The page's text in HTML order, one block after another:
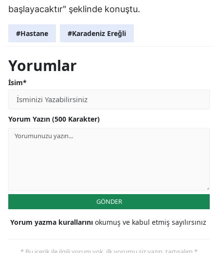
başlayacaktır" şeklinde konuştu.
#Hastane #Karadeniz Ereğli
Yorumlar
İsim*
Yorum Yazın (500 Karakter)
GÖNDER
Yorum yazma kurallarını okumuş ve kabul etmiş sayılırsınız